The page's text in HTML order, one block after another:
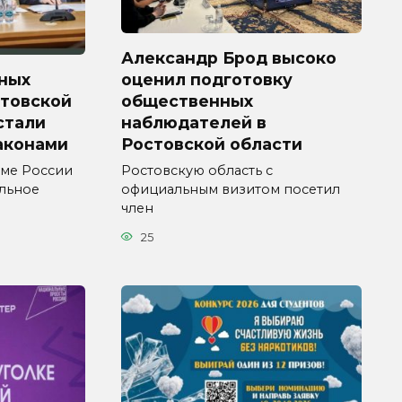
России
Александр Брод высоко
оценил подготовку
общественных
наблюдателей в
Ростовской области
Ростовскую область с
официальным визитом посетил
член
25